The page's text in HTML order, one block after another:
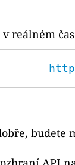
reálném
budete